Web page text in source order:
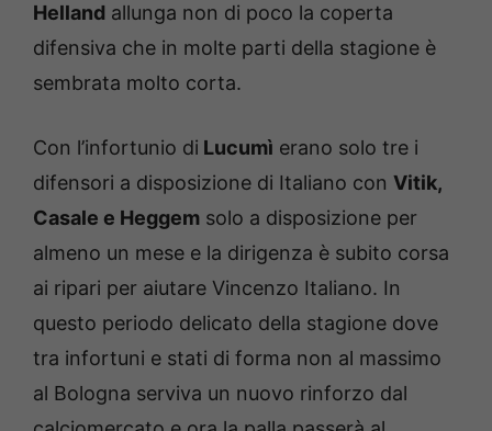
Helland allunga non di poco la coperta
difensiva che in molte parti della stagione è
sembrata molto corta.
Con l’infortunio di Lucumì erano solo tre i
difensori a disposizione di Italiano con Vitik,
Casale e Heggem solo a disposizione per
almeno un mese e la dirigenza è subito corsa
ai ripari per aiutare Vincenzo Italiano. In
questo periodo delicato della stagione dove
tra infortuni e stati di forma non al massimo
al Bologna serviva un nuovo rinforzo dal